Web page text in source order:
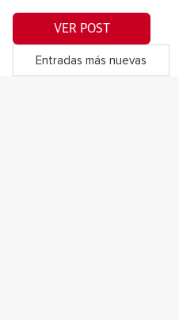
VER POST
Entradas más nuevas